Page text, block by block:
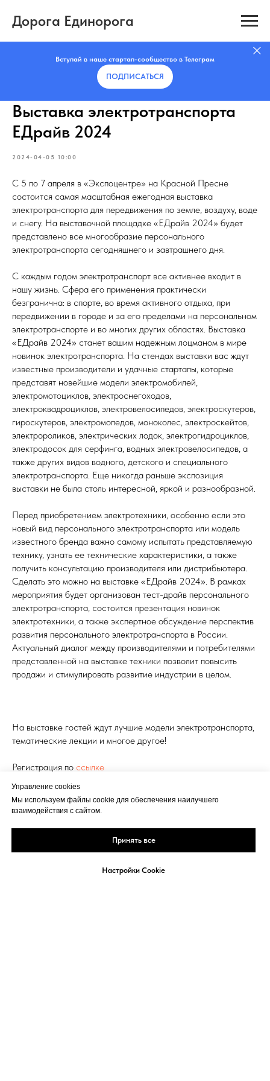
Дорога Единорога
Вступай в наше стартап-сообщество в Телеграм
ПОДПИСАТЬCЯ
Выставка электротранспорта
ЕДрайв 2024
2024-04-05 10:00
С 5 по 7 апреля в «Экспоцентре» на Красной Пресне
состоится самая масштабная ежегодная выставка
электротранспорта для передвижения по земле, воздуху, воде
и снегу. На выставочной площадке «ЕДрайв 2024» будет
представлено все многообразие персонального
электротранспорта сегодняшнего и завтрашнего дня.
С каждым годом электротранспорт все активнее входит в
нашу жизнь. Сфера его применения практически
безгранична: в спорте, во время активного отдыха, при
передвижении в городе и за его пределами на персональном
электротранспорте и во многих других областях. Выставка
«ЕДрайв 2024» станет вашим надежным лоцманом в мире
новинок электротранспорта. На стендах выставки вас ждут
известные производители и удачные стартапы, которые
представят новейшие модели электромобилей,
электромотоциклов, электроснегоходов,
электроквадроциклов, электровелосипедов, электроскутеров,
гироскутеров, электромопедов, моноколес, электроскейтов,
электророликов, электрических лодок, электрогидроциклов,
электродосок для серфинга, водных электровелосипедов, а
также других видов водного, детского и специального
электротранспорта. Еще никогда раньше экспозиция
выставки не была столь интересной, яркой и разнообразной.
Перед приобретением электротехники, особенно если это
новый вид персонального электротранспорта или модель
известного бренда важно самому испытать представляемую
технику, узнать ее технические характеристики, а также
получить консультацию производителя или дистрибьютера.
Сделать это можно на выставке «ЕДрайв 2024». В рамках
мероприятия будет организован тест-драйв персонального
электротранспорта, состоится презентация новинок
электротехники, а также экспертное обсуждение перспектив
развития персонального электротранспорта в России.
Актуальный диалог между производителями и потребителями
представленной на выставке техники позволит повысить
продажи и стимулировать развитие индустрии в целом.
На выставке гостей ждут лучшие модели электротранспорта,
тематические лекции и многое другое!
Регистрация по ссылке
ТЕХНОЛОГИИ
Управление cookies
Мы используем файлы cookie для обеспечения наилучшего
взаимодействия с сайтом.
Принять все
Настройки Cookie